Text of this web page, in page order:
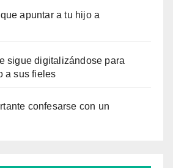
apuntar a tu hijo a
sigue digitalizándose para
a sus fieles
confesarse con un